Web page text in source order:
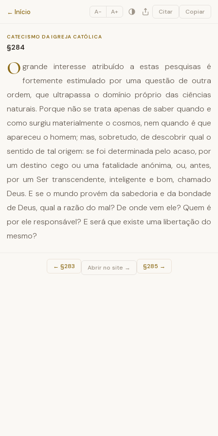
Catecismo da Igreja Católica
← Início A− A+ Citar Copiar
CATECISMO DA IGREJA CATÓLICA
§284
O grande interesse atribuído a estas pesquisas é
fortemente estimulado por uma questão de outra
ordem, que ultrapassa o domínio próprio das ciências
naturais. Porque não se trata apenas de saber quando e
como surgiu materialmente o cosmos, nem quando é que
apareceu o homem; mas, sobretudo, de descobrir qual o
sentido de tal origem: se foi determinada pelo acaso, por
um destino cego ou uma fatalidade anónima, ou, antes,
por um Ser transcendente, inteligente e bom, chamado
Deus. E se o mundo provém da sabedoria e da bondade
de Deus, qual a razão do mal? De onde vem ele? Quem é
por ele responsável? E será que existe uma libertação do
mesmo?
← §283 Abrir no site → §285 →